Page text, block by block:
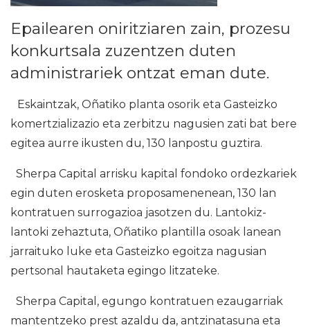
Epailearen oniritziaren zain, prozesu
konkurtsala zuzentzen duten
administrariek ontzat eman dute.
Eskaintzak, Oñatiko planta osorik eta Gasteizko
komertzializazio eta zerbitzu nagusien zati bat bere
egitea aurre ikusten du, 130 lanpostu guztira.
Sherpa Capital arrisku kapital fondoko ordezkariek
egin duten erosketa proposamenenean, 130 lan
kontratuen surrogazioa jasotzen du. Lantokiz-
lantoki zehaztuta, Oñatiko plantilla osoak lanean
jarraituko luke eta Gasteizko egoitza nagusian
pertsonal hautaketa egingo litzateke.
Sherpa Capital, egungo kontratuen ezaugarriak
mantentzeko prest azaldu da, antzinatasuna eta